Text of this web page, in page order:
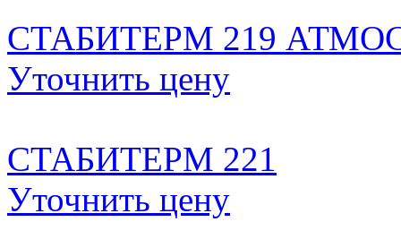
CТАБИТЕРМ 219
Уточнить цену
CТАБИТЕРМ 221
Уточнить цену